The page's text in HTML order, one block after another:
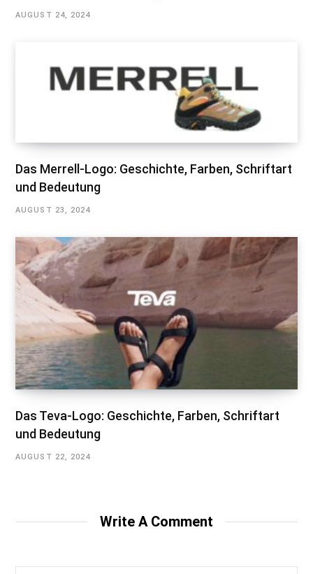
AUGUST 24, 2024
Das Merrell-Logo: Geschichte, Farben, Schriftart
und Bedeutung
AUGUST 23, 2024
Das Teva-Logo: Geschichte, Farben, Schriftart
und Bedeutung
AUGUST 22, 2024
Write A Comment